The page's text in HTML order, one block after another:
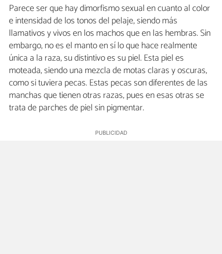
Parece ser que hay dimorfismo sexual en cuanto al color
e intensidad de los tonos del pelaje, siendo más
llamativos y vivos en los machos que en las hembras. Sin
embargo, no es el manto en sí lo que hace realmente
única a la raza, su distintivo es su piel. Esta piel es
moteada, siendo una mezcla de motas claras y oscuras,
como si tuviera pecas. Estas pecas son diferentes de las
manchas que tienen otras razas, pues en esas otras se
trata de parches de piel sin pigmentar.